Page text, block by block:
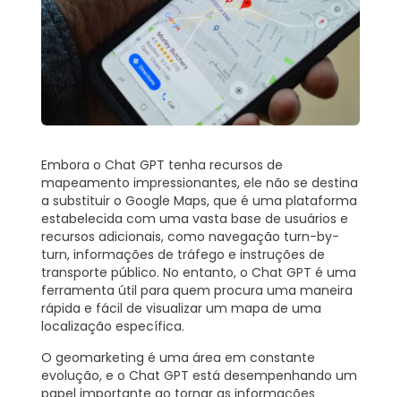
Embora o Chat GPT tenha recursos de
mapeamento impressionantes, ele não se destina
a substituir o Google Maps, que é uma plataforma
estabelecida com uma vasta base de usuários e
recursos adicionais, como navegação turn-by-
turn, informações de tráfego e instruções de
transporte público. No entanto, o Chat GPT é uma
ferramenta útil para quem procura uma maneira
rápida e fácil de visualizar um mapa de uma
localização específica.
O geomarketing é uma área em constante
evolução, e o Chat GPT está desempenhando um
papel importante ao tornar as informações